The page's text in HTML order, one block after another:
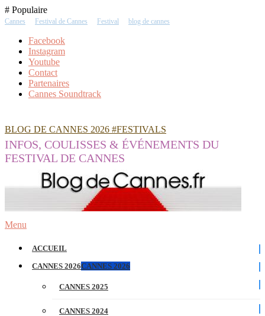
Skip
To
# Populaire
Cannes Festival de Cannes Festival blog de cannes
Facebook
Instagram
Youtube
Contact
Partenaires
Cannes Soundtrack
BLOG DE CANNES 2026 #FESTIVALS
INFOS, COULISSES & ÉVÉNEMENTS DU
FESTIVAL DE CANNES
Menu
ACCUEIL
CANNES 2026CANNES 2026
CANNES 2025
CANNES 2024